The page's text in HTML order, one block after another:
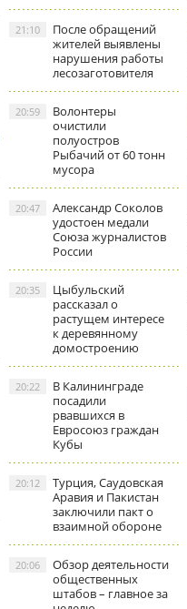
После обращений
жителей выявлены
нарушения работы
лесозаготовителя
21:10
Волонтеры
очистили
полуостров
Рыбачий от 60 тонн
мусора
20:59
Александр Соколов
удостоен медали
Союза журналистов
России
20:47
Цыбульский
рассказал о
растущем интересе
к деревянному
домостроению
20:35
В Калининграде
посадили
рвавшихся в
Евросоюз граждан
Кубы
20:22
Турция, Саудовская
Аравия и Пакистан
заключили пакт о
взаимной обороне
20:12
Обзор деятельности
общественных
штабов – главное за
20:06